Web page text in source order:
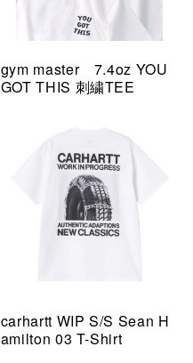
gym master 7.4oz YOU
GOT THIS 刺繍TEE
carhartt WIP S/S Sean H
amilton 03 T-Shirt